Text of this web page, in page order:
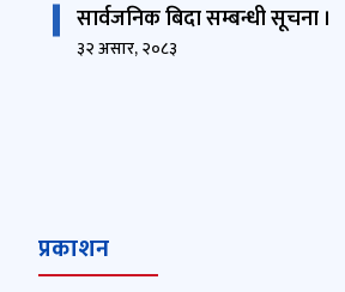
सार्वजनिक बिदा सम्बन्धी सूचना ।
३२ असार, २०८३
प्रकाशन